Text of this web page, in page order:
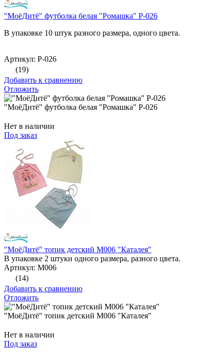
"МоёДитё" футболка белая "Ромашка" Р-026
В упаковке 10 штук разного размера, одного цвета.
Артикул: Р-026
(19)
Добавить к сравнению
Отложить
"МоёДитё" футболка белая "Ромашка" Р-026
Нет в наличии
Под заказ
"МоёДитё" топик детский М006 "Каталея"
В упаковке 2 штуки одного размера, разного цвета.
Артикул: М006
(14)
Добавить к сравнению
Отложить
"МоёДитё" топик детский М006 "Каталея"
Нет в наличии
Под заказ